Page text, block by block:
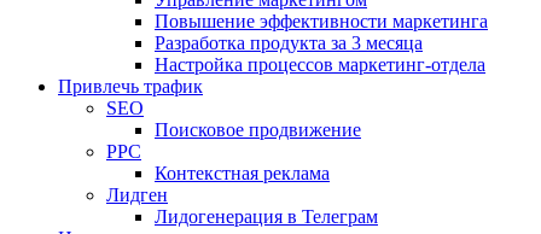
Повышение эффективности маркетинга
Разработка продукта за 3 месяца
Настройка процессов маркетинг-отдела
Привлечь трафик
SEO
Поисковое продвижение
PPC
Контекстная реклама
Лидген
Лидогенерация в Телеграм